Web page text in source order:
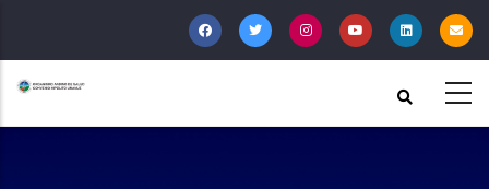
al
contenido
principal